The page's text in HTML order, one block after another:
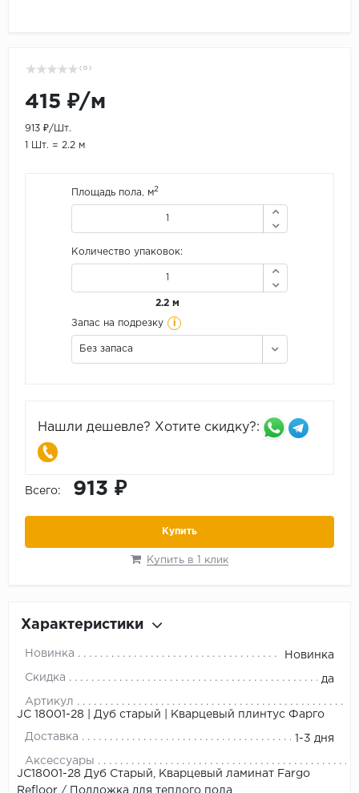
( 0 )
415 ₽/м
913 ₽/Шт.
1 Шт. = 2.2 м
Площадь пола, м2
Количество упаковок:
2.2 м
Запас на подрезку i
Без запаса
Нашли дешевле? Хотите скидку?:
Всего: 913 ₽
Купить
Купить в 1 клик
Характеристики
Новинка Новинка
Скидка да
Артикул
JC 18001-28 | Дуб старый | Кварцевый плинтус Фарго
Доставка 1-3 дня
Аксессуары
JC18001-28 Дуб Старый, Кварцевый ламинат Fargo
Refloor /
Подложка для теплого пола